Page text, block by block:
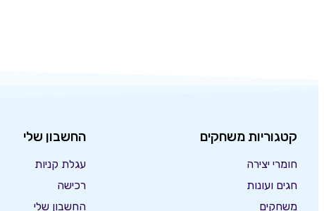
קטגוריות משחקים
חומרי יצירה
חגים ועונות
משחקים
החשבון שלי
עגלת קניות
רכישה
החשבון שלי